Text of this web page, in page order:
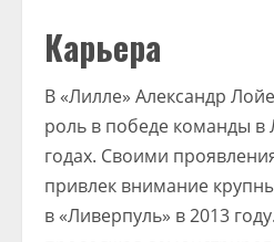
Карьера
В «Лилле» Александр
роль в победе команды в
годах. Своими
привлек внимание
в «Ливерпуль» в 2013